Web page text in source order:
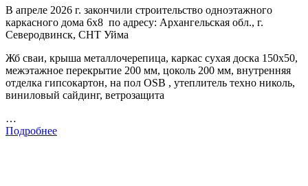
В апреле 2026 г. закончили строительство одноэтажного
каркасного дома 6х8 по адресу: Архангельская обл., г.
Северодвинск, СНТ Уйма
Жб сваи, крыша металлочерепица, каркас сухая доска 150х50,
межэтажное перекрытие 200 мм, цоколь 200 мм, внутренняя
отделка гипсокартон, на пол OSB , утеплитель техно николь,
виниловый сайдинг, ветрозащита
…
Подробнее